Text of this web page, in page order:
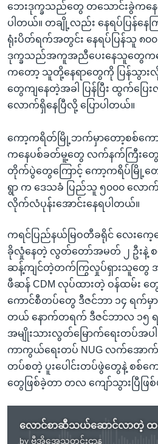
ဘေးဒုက္ခသည်တွေ တသောင်းခွဲကနေက
ပါတယ်။ တချို့လည်း နေရပ်ပြန်နေက
ရုံးပိတ်ရက်အတွင်း နေရပ်ပြန်သူ ၈
ဒုက္ခသည်အကူအညီပေးနေသူတွေကပ
ကတော့ သူတို့နေရာတွေကို ပြန်သွာ
တွေကျနေတဲ့အခါ ပြန်ပြီး ထွက်ပြ
လောက်ရှိနေပြီလို့ ပြောပါတယ်။
ကော့ကရိတ်မြို့ဘက်မှာတော့စစ်ကေ
ကနေပစ်ခတ်မူ့တွေ လက်နက်ကြီးတွ
တိုက်ပွဲတွေကြောင့် ကော့ကရိပ်မြို့တောင်
ရွာ က ဒေသခံ ပြည်သူ ၅၀၀၀ လေ
လိုက်လံပုန်းအောင်းနေရပါတယ်။
ကရင်ပြည်နယ်မြဝတီခရိုင် လေးက
ခိုလှုံနေတဲ့ လွတ်တော်အမတ် ၂ ဦးနဲ့
ဆန့်ကျင်တဲ့တက်ကြွလှုပ်ရှားသူတွေ
ဖီဆန် CDM လုပ်ထားတဲ့ ဝန်ထမ်း တွ
ကောင်စီတပ်တွေ ဒီဇင်ဘာ ၁၄ ရက်မှာ
တယ် နောက်တရက် ဒီဇင်ဘာလ ၁၅
အမျိုးသားလွတ်မြောက်ရေးတပ်အပ
ကာကွယ်ရေးတပ် NUG လက်အော
တပ်စတဲ့ ပူးပေါင်းတပ်ဖွဲတွေနဲ့ စစ်
တွေဖြစ်ခဲ့တာ တလ ကျော်သွားပြီဖြ
by ဗွီအိုအေသတင်းဌာန